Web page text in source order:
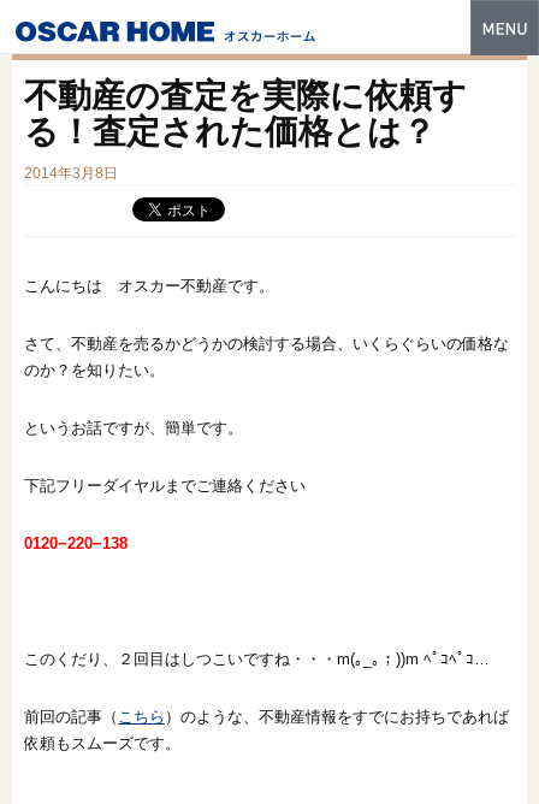
特長
イベント・モデルハウス
販売中の物件
不動産の査定を実際に依頼す
る！査定された価格とは？
2014年3月8日
こんにちは オスカー不動産です。
さて、不動産を売るかどうかの検討する場合、いくらぐらいの価格な
のか？を知りたい。
というお話ですが、簡単です。
下記フリーダイヤルまでご連絡ください
0120−220−138
このくだり、２回目はしつこいですね・・・m(｡_｡；))m ﾍﾟｺﾍﾟｺ…
前回の記事（ こちら ）のような、不動産情報をすでにお持ちであれば
依頼もスムーズです。